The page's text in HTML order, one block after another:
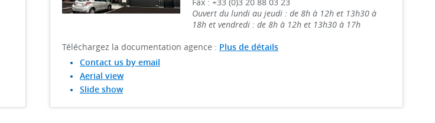
Ouvert du lundi au jeudi : de 8h à 12h et 13h30 à
18h et vendredi : de 8h à 12h et 13h30 à 17h
Téléchargez la documentation agence : Plus de détails
Contact us by email
Aerial view
Slide show